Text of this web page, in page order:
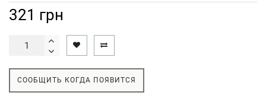
321 грн
СООБЩИТЬ КОГДА ПОЯВИТСЯ